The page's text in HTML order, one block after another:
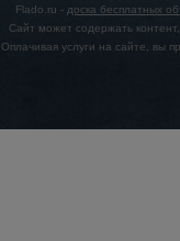
Flado.ru - доска бесплатных
Сайт может содержать
Оплачивая услуги на сайте, вы